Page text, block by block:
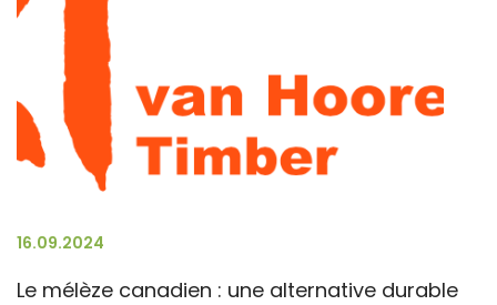
16.09.2024
Le mélèze canadien : une alternative durable